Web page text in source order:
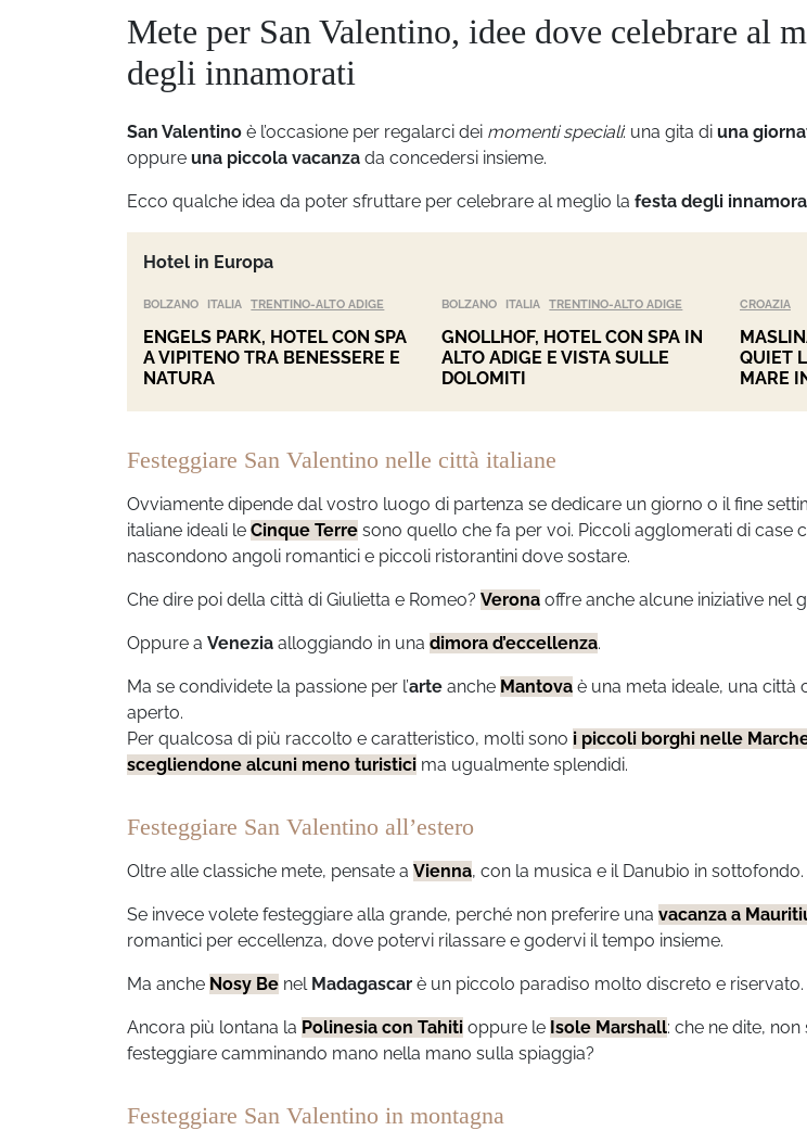
Mete per San Valentino, idee dove celebrare al
degli innamorati
San Valentino è l’occasione per regalarci dei momenti speciali: una gita di una
oppure una piccola vacanza da concedersi insieme.
Ecco qualche idea da poter sfruttare per celebrare al meglio la festa degli
Hotel in Europa
BOLZANO ITALIA TRENTINO-ALTO ADIGE
ENGELS PARK, HOTEL CON SPA
A VIPITENO TRA BENESSERE E
NATURA
BOLZANO ITALIA TRENTINO-ALTO ADIGE
GNOLLHOF, HOTEL CON SPA IN
ALTO ADIGE E VISTA SULLE
DOLOMITI
CROAZIA
QUIET
MARE
Festeggiare San Valentino nelle città italiane
Ovviamente dipende dal vostro luogo di partenza se dedicare un giorno o il fine
italiane ideali le Cinque Terre sono quello che fa per voi. Piccoli agglomerati di case
nascondono angoli romantici e piccoli ristorantini dove sostare.
Che dire poi della città di Giulietta e Romeo? Verona offre anche alcune iniziative nel
Oppure a Venezia alloggiando in una dimora d’eccellenza.
Ma se condividete la passione per l’arte anche Mantova è una meta ideale, una città
aperto.
Per qualcosa di più raccolto e caratteristico, molti sono i piccoli borghi nelle
scegliendone alcuni meno turistici ma ugualmente splendidi.
Festeggiare San Valentino all’estero
Oltre alle classiche mete, pensate a Vienna, con la musica e il Danubio in sottofondo.
Se invece volete festeggiare alla grande, perché non preferire una vacanza a
romantici per eccellenza, dove potervi rilassare e godervi il tempo insieme.
Ma anche Nosy Be nel Madagascar è un piccolo paradiso molto discreto e riservato.
Ancora più lontana la Polinesia con Tahiti oppure le Isole Marshall: che ne dite,
festeggiare camminando mano nella mano sulla spiaggia?
Festeggiare San Valentino in montagna